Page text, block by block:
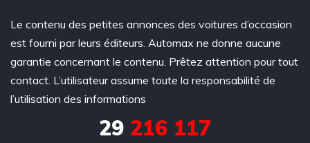
Le contenu des petites annonces des voitures d’occasion
est fourni par leurs éditeurs. Automax ne donne aucune
garantie concernant le contenu. Prêtez attention pour tout
contact. L’utilisateur assume toute la responsabilité de
l’utilisation des informations
29 216 117